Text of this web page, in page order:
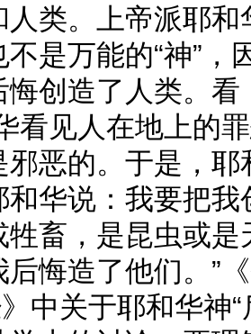
人类。上帝派耶
是万能的“神”，
悔创造了人类。
看见人在地上的
邪恶的。于是，
和华说：我要把
牲畜，是昆虫或
后悔造了他们。”
中关于耶和华神